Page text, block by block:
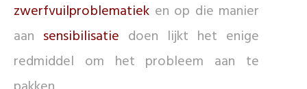
zwerfvuilproblematiek en op die manier
aan sensibilisatie doen lijkt het enige
redmiddel om het probleem aan te